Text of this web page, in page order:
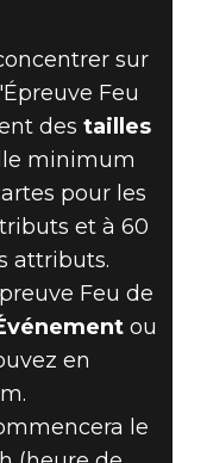
! sur
Feu
des tailles
minimum
pour les
et à 60
attributs.
Feu de
ou
en
le